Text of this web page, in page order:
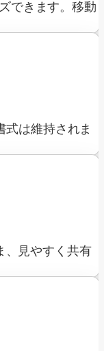
できます。移動
は維持されま
、見やすく共有